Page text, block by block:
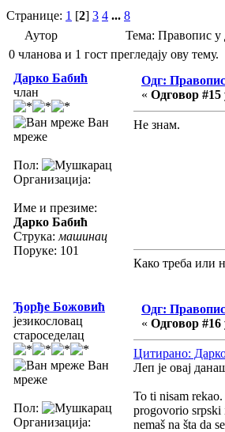
Странице: 1 [2] 3 4 ... 8
Аутор
Тема: Правопис у
0 чланова и 1 гост прегледају ову тему.
Дарко Бабић
члан
Ван
мреже
Пол:
Организација:
Име и презиме:
Дарко Бабић
Струка: машинац
Поруке: 101
Одг:
« Одговор #15
Не знам.
Како треба или
Ђорђе Божовић
језикословац
староседелац
Ван
мреже
Пол:
Организација:
Одг:
« Одговор #16
Цитирано:
Леп је овај
To ti nisam
progovorio srpski
nemaš na šta da